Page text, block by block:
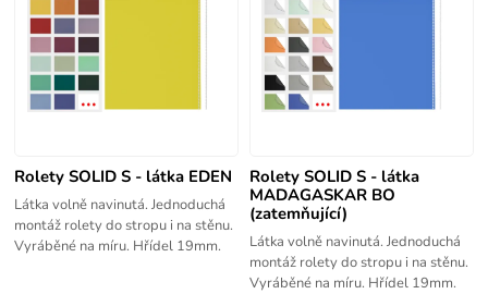
Rolety SOLID S - látka EDEN
Látka volně navinutá. Jednoduchá
montáž rolety do stropu i na stěnu.
Vyráběné na míru. Hřídel 19mm.
Rolety SOLID S - látka
MADAGASKAR BO
(zatemňující)
Látka volně navinutá. Jednoduchá
montáž rolety do stropu i na stěnu.
Vyráběné na míru. Hřídel 19mm.